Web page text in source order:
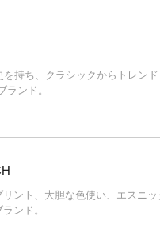
を持ち、クラシックからトレン
ランド。
リント、大胆な色使い、エスニ
ンド。